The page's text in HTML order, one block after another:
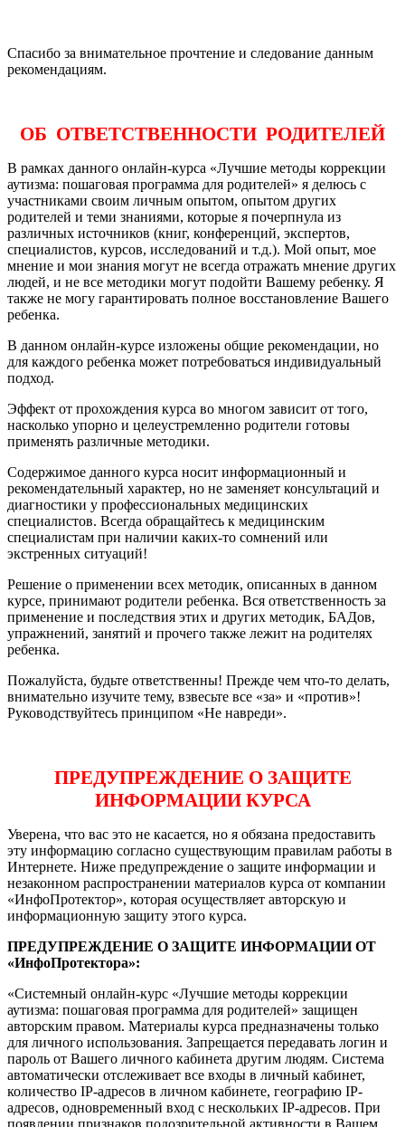
Спасибо за внимательное прочтение и следование данным
рекомендациям.
ОБ ОТВЕТСТВЕННОСТИ РОДИТЕЛЕЙ
В рамках данного онлайн-курса «Лучшие методы коррекции
аутизма: пошаговая программа для родителей» я делюсь с
участниками своим личным опытом, опытом других
родителей и теми знаниями, которые я почерпнула из
различных источников (книг, конференций, экспертов,
специалистов, курсов, исследований и т.д.). Мой опыт, мое
мнение и мои знания могут не всегда отражать мнение других
людей, и не все методики могут подойти Вашему ребенку. Я
также не могу гарантировать полное восстановление Вашего
ребенка.
В данном онлайн-курсе изложены общие рекомендации, но
для каждого ребенка может потребоваться индивидуальный
подход.
Эффект от прохождения курса во многом зависит от того,
насколько упорно и целеустремленно родители готовы
применять различные методики.
Содержимое данного курса носит информационный и
рекомендательный характер, но не заменяет консультаций и
диагностики у профессиональных медицинских
специалистов. Всегда обращайтесь к медицинским
специалистам при наличии каких-то сомнений или
экстренных ситуаций!
Решение о применении всех методик, описанных в данном
курсе, принимают родители ребенка. Вся ответственность за
применение и последствия этих и других методик, БАДов,
упражнений, занятий и прочего также лежит на родителях
ребенка.
Пожалуйста, будьте ответственны! Прежде чем что-то делать,
внимательно изучите тему, взвесьте все «за» и «против»!
Руководствуйтесь принципом «Не навреди».
ПРЕДУПРЕЖДЕНИЕ О ЗАЩИТЕ
ИНФОРМАЦИИ КУРСА
Уверена, что вас это не касается, но я обязана предоставить
эту информацию согласно существующим правилам работы в
Интернете. Ниже предупреждение о защите информации и
незаконном распространении материалов курса от компании
«ИнфоПротектор», которая осуществляет авторскую и
информационную защиту этого курса.
ПРЕДУПРЕЖДЕНИЕ О ЗАЩИТЕ ИНФОРМАЦИИ ОТ
«ИнфоПротектора»:
«Системный онлайн-курс «Лучшие методы коррекции
аутизма: пошаговая программа для родителей» защищен
авторским правом. Материалы курса предназначены только
для личного использования. Запрещается передавать логин и
пароль от Вашего личного кабинета другим людям. Система
автоматически отслеживает все входы в личный кабинет,
количество IP-адресов в личном кабинете, географию IP-
адресов, одновременный вход с нескольких IP-адресов. При
появлении признаков подозрительной активности в Вашем